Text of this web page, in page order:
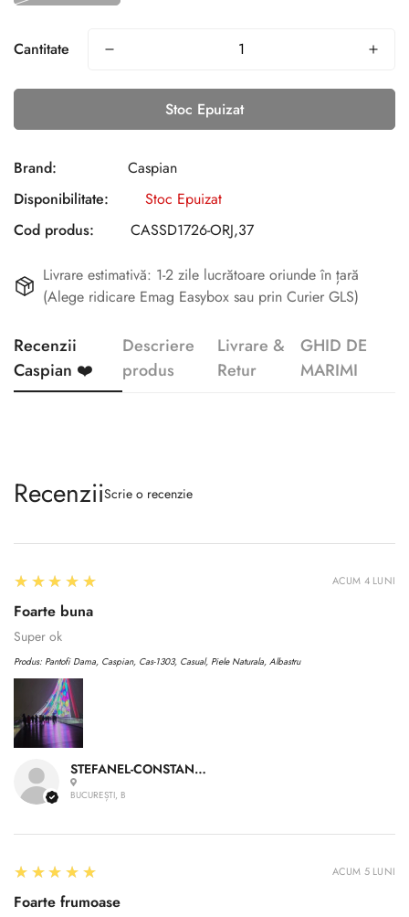
Cantitate
Stoc Epuizat
Brand:
Caspian
Disponibilitate:
Stoc Epuizat
Cod produs:
CASSD1726-ORJ,37
Livrare estimativă: 1-2 zile lucrătoare oriunde în țară
(Alege ridicare Emag Easybox sau prin Curier GLS)
Recenzii
Caspian ❤️
Descriere
produs
Livrare &
Retur
GHID DE
MARIMI
RecenziiScrie o recenzie
STEFANEL-CONSTANTIN A.
BUCUREȘTI, B
5
★★★★★
Foarte buna
Super ok
Produs: Pantofi Dama, Caspian, Cas-1303, Casual, Piele Naturala, Albastru
ACUM 4 LUNI
5
★★★★★
Foarte frumoase
ACUM 5 LUNI